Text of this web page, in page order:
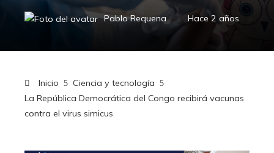
Pablo Requena Hace 2 años
Inicio
Ciencia y tecnología
La República Democrática del Congo recibirá vacunas
contra el virus simicus